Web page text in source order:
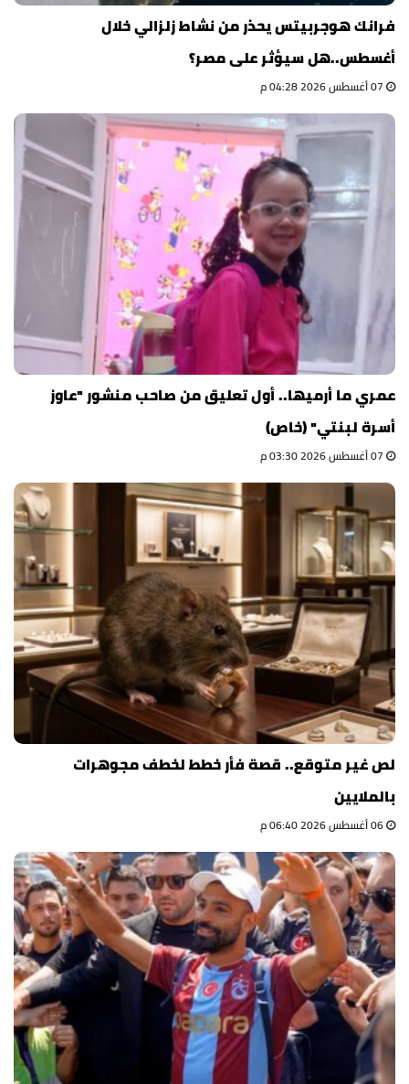
فرانك هوجربيتس يحذر من نشاط زلزالي خلال
أغسطس..هل سيؤثر على مصر؟
عمري ما أرميها.. أول تعليق من صاحب منشور "عاوز
أسرة لبنتي" (خاص)
لص غير متوقع.. قصة فأر خطط لخطف مجوهرات
بالملايين